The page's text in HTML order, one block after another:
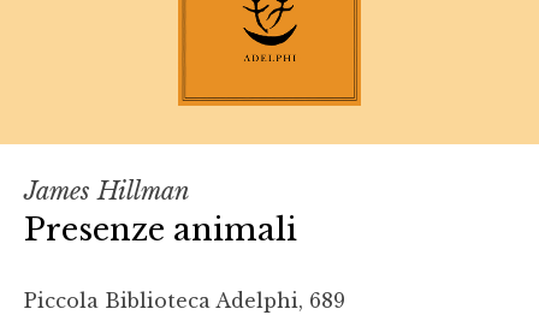
James Hillman
Presenze animali
Piccola Biblioteca Adelphi, 689